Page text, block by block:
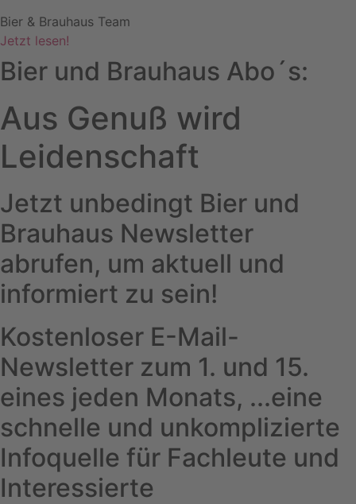
Bier & Brauhaus Team
Jetzt lesen!
Bier und Brauhaus Abo´s:
Aus Genuß wird
Leidenschaft
Jetzt unbedingt Bier und
Brauhaus Newsletter
abrufen, um aktuell und
informiert zu sein!
Kostenloser E-Mail-
Newsletter zum 1. und 15.
eines jeden Monats, ...eine
schnelle und unkomplizierte
Infoquelle für Fachleute und
Interessierte